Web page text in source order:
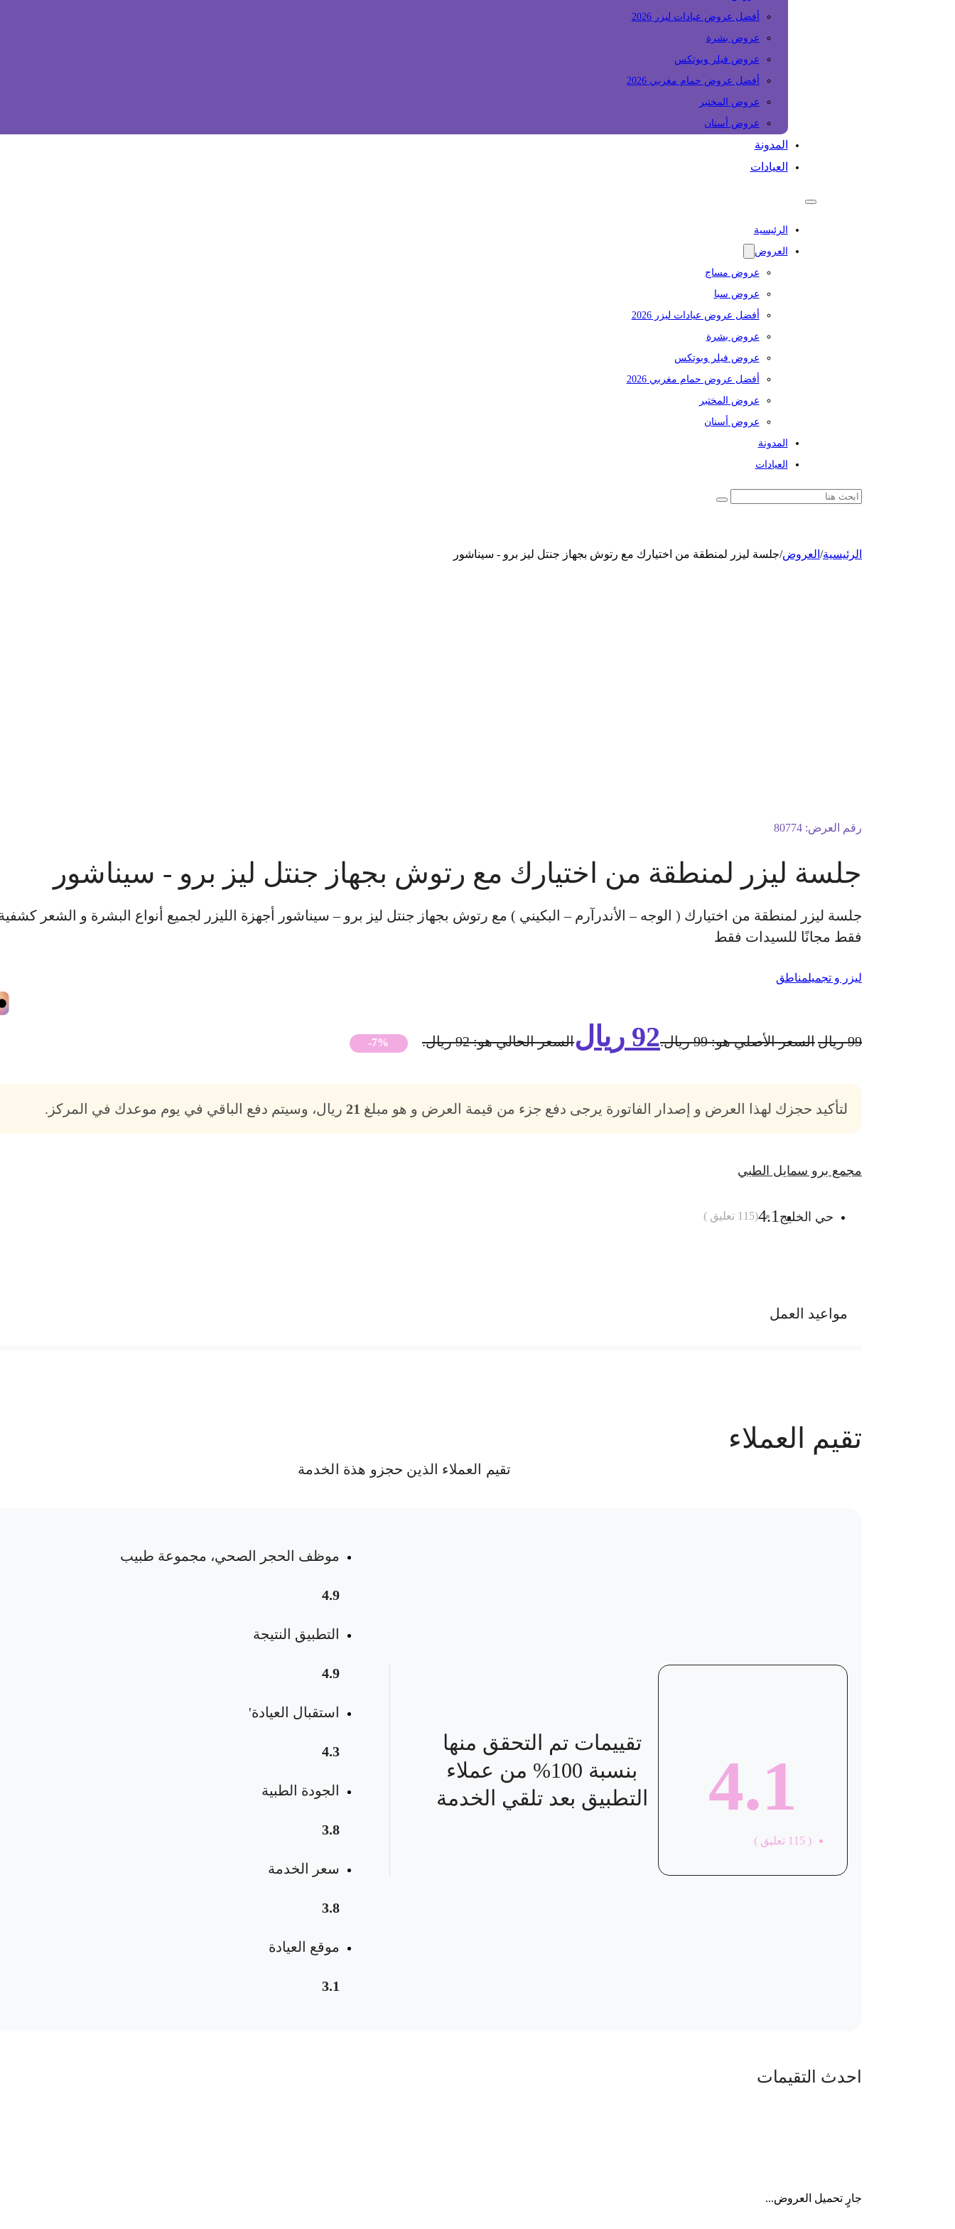
أفضل عروض عيادات ليزر 2026
عروض بشرة
عروض فيلر وبوتكس
أفضل عروض حمام مغربي 2026
عروض المختبر
عروض أسنان
المدونة
العيادات
الرئيسية
العروض
عروض مساج
عروض سبا
أفضل عروض عيادات ليزر 2026
عروض بشرة
عروض فيلر وبوتكس
أفضل عروض حمام مغربي 2026
عروض المختبر
عروض أسنان
المدونة
العيادات
الرئيسية/ العروض/جلسة ليزر لمنطقة من اختيارك مع رتوش بجهاز جنتل ليز برو - سيناشور
رقم العرض:80774
جلسة ليزر لمنطقة من اختيارك مع رتوش بجهاز جنتل ليز برو - سيناشور
جلسة ليزر لمنطقة من اختيارك ( الوجه – الأندرآرم – البكيني ) مع رتوش بجهاز جنتل ليز برو – سيناشور أجهزة الليزر لجميع أنواع البشرة و الشعر كشفية
فقط مجانًا للسيدات فقط
ليزر و تجميلمناطق
99 ريالالسعر الأصلي هو: 99 ريال. 92 ريالالسعر الحالي هو: 92 ريال. -7%
لتأكيد حجزك لهذا العرض و إصدار الفاتورة يرجى دفع جزء من قيمة العرض و هو مبلغ 21 ريال، وسيتم دفع الباقي في يوم موعدك في المركز.
مجمع برو سمايل الطبي
حي الخليج 4.1
(
115 تعليق )
مواعيد العمل
عدد الحجوزات
تقيم العملاء
تقيم العملاء الذين حجزو هذة الخدمة
4.1
(
115 تعليق )
تقييمات تم التحقق منها
بنسبة 100% من عملاء
التطبيق بعد تلقي الخدمة
موظف الحجر الصحي، مجموعة طبيب
4.9
التطبيق النتيجة
4.9
استقبال العيادة'
4.3
الجودة الطبية
3.8
سعر الخدمة
3.8
موقع العيادة
3.1
احدث التقيمات
جارٍ تحميل العروض...